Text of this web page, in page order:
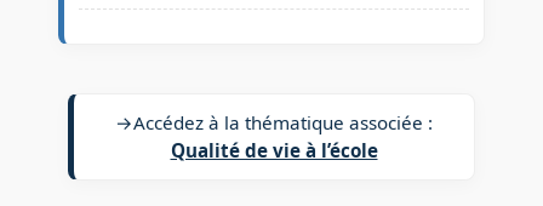
→Accédez à la thématique associée :
Qualité de vie à l’école